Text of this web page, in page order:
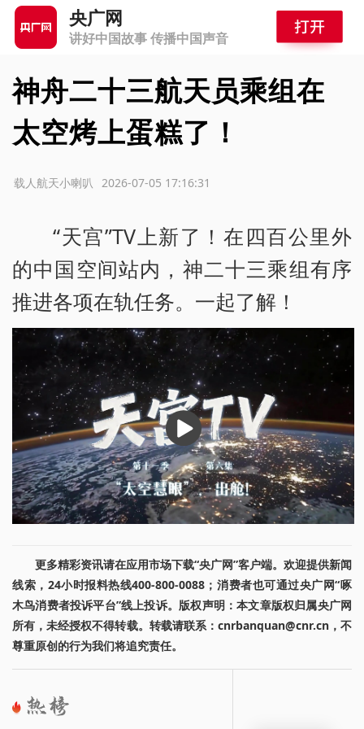
央广网
讲好中国故事 传播中国声音
神舟二十三航天员乘组在
太空烤上蛋糕了！
2026-07-05 17:16:31
载人航天小喇叭
“天宫”TV上新了！在四百公里外
的中国空间站内，神二十三乘组有序
推进各项在轨任务。一起了解！
播
放
更多精彩资讯请在应用市场下载“央广网”客户端。欢迎提供新闻
线索，24小时报料热线400-800-0088；消费者也可通过央广网“啄
木鸟消费者投诉平台”线上投诉。版权声明：本文章版权归属央广网
所有，未经授权不得转载。转载请联系：cnrbanquan@cnr.cn，不
尊重原创的行为我们将追究责任。